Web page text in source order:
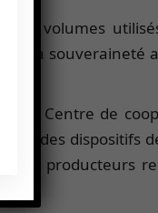
volumes
à la souveraineté
le Centre de
des dispositifs
les producteurs